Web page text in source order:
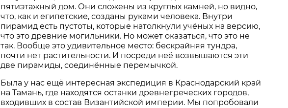
пятиэтажный дом. Они сложены из круглых камней, но видно,
что, как и египетские, созданы руками человека. Внутри
пирамид есть пустоты, которые натолкнули учёных на версию,
что это древние могильники. Но может оказаться, что это не
так. Вообще это удивительное место: бескрайняя тундра,
почти нет растительности. И посреди неё возвышаются эти
две пирамиды, соединённые перемычкой.
Была у нас ещё интересная экспедиция в Краснодарский край
на Тамань, где находятся останки древнегреческих городов,
входивших в состав Византийской империи. Мы попробовали